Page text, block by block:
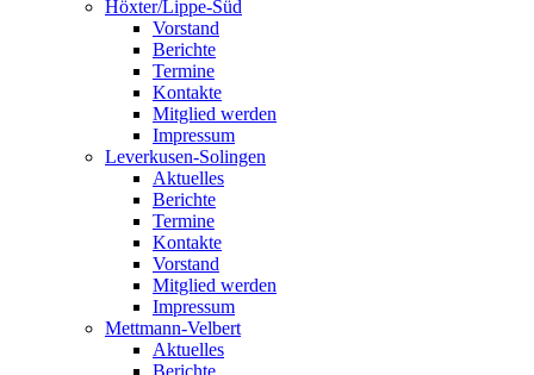
Höxter/Lippe-Süd
Vorstand
Berichte
Termine
Kontakte
Mitglied werden
Impressum
Leverkusen-Solingen
Aktuelles
Berichte
Termine
Kontakte
Vorstand
Mitglied werden
Impressum
Mettmann-Velbert
Aktuelles
Berichte